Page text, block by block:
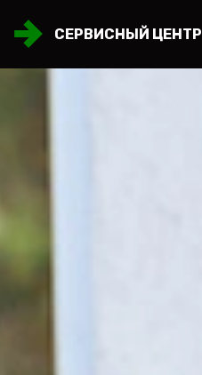
СЕРВИСНЫЙ ЦЕНТР